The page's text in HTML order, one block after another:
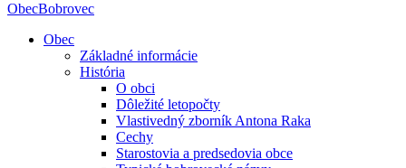
ObecBobrovec
Obec
Základné informácie
História
O obci
Dôležité letopočty
Vlastivedný zborník Antona Raka
Cechy
Starostovia a predsedovia obce